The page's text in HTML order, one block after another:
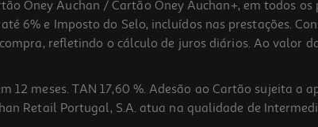
Oney Auchan / Cartão Oney Auchan+, em todos
6% e Imposto do Selo, incluídos nas prestações.
refletindo o cálculo de juros diários. Ao valor
meses. TAN 17,60 %. Adesão ao Cartão sujeita a
Retail Portugal, S.A. atua na qualidade de